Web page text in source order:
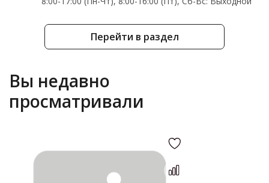
Перейти в раздел
Вы недавно
просматривали